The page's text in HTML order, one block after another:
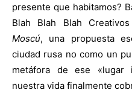
presente que habitamos?
Blah Blah Blah
Moscú, una propuesta
ciudad rusa no como un
metáfora de ese «lugar
nuestra vida finalmente